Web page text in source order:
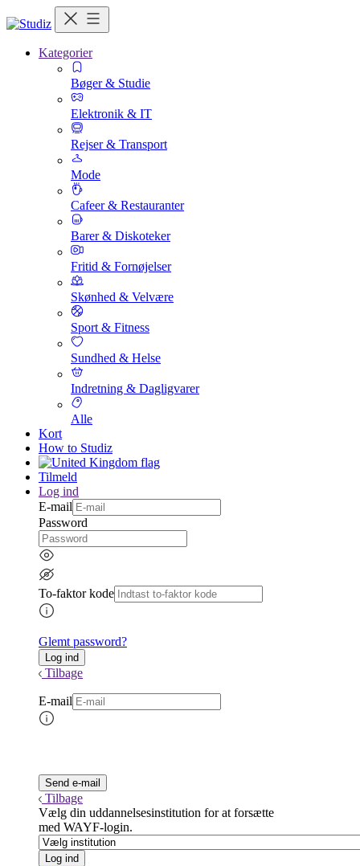
Kategorier
Bøger & Studie
Elektronik & IT
Rejser & Transport
Mode
Cafeer & Restauranter
Barer & Diskoteker
Fritid & Fornøjelser
Skønhed & Velvære
Sport & Fitness
Sundhed & Helse
Indretning & Dagligvarer
Alle
Kort
How to Studiz
Tilmeld
Log ind
E-mail
Password
To-faktor kode
Glemt password?
Tilbage
E-mail
Tilbage
Vælg din uddannelsesinstitution for at forsætte
med WAYF-login.